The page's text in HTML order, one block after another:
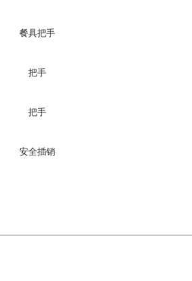
餐具把手
把手
把手
安全插销